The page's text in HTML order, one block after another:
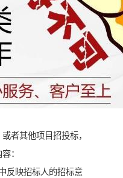
者其他项目招投标，
：
反映招标人的招标意